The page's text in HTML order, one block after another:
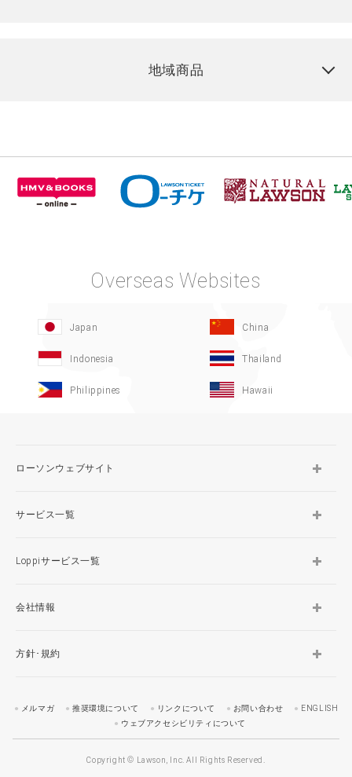
地域商品
Overseas Websites
Japan China
Indonesia Thailand
Philippines Hawaii
ローソンウェブサイト
サービス一覧
Loppiサービス一覧
会社情報
方針･規約
メルマガ 推奨環境について リンクについて お問い合わせ
ENGLISH
ウェブアクセシビリティについて
Copyright © Lawson, Inc. All Rights Reserved.